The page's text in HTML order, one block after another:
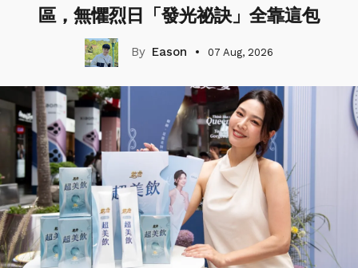
區，無懼烈日「發光祕訣」全靠這包
Eason 07 Aug, 2026